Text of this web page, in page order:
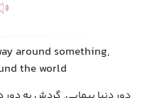
around something,
the world